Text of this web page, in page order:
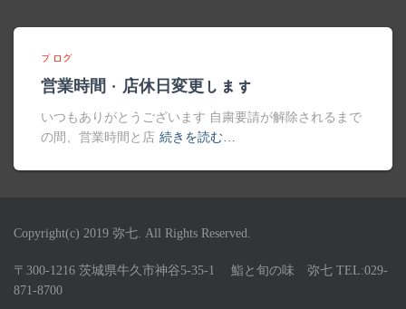
ブログ
営業時間・店休日変更します
いつもありがとうございます 自粛要請が解除されるまで
の間、営業時間と店 続きを読む…
Copyright(c) 2019 弥七. All Rights Reserved.
〒300-1216 茨城県牛久市神谷5-35-1 鮨と旬の味 弥七 TEL:029-
871-8700